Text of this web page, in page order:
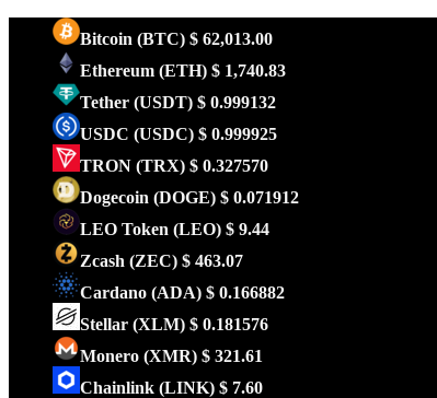
Bitcoin (BTC) $ 62,013.00
Ethereum (ETH) $ 1,740.83
Tether (USDT) $ 0.999132
USDC (USDC) $ 0.999925
TRON (TRX) $ 0.327570
Dogecoin (DOGE) $ 0.071912
LEO Token (LEO) $ 9.44
Zcash (ZEC) $ 463.07
Cardano (ADA) $ 0.166882
Stellar (XLM) $ 0.181576
Monero (XMR) $ 321.61
Chainlink (LINK) $ 7.60